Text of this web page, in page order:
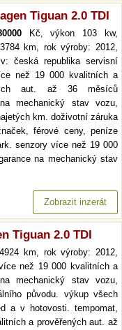
Tiguan 2.0 TDI
Kč, výkon 103 kw,
km, rok výroby: 2012,
v: česká republika servisní
než 19 000 kvalitních a
aut. až 36 měsíců
mechanický stav vozu,
km. doživotní záruka
férové ceny, peníze
senzory více než 19 000
na mechanický stav
Zobrazit inzerát
Tiguan 2.0 TDI
km, rok výroby: 2012,
než 19 000 kvalitních a
mechanický stav vozu,
původu. výkup všech
a v hotovosti. tempomat,
a prověřených aut. až